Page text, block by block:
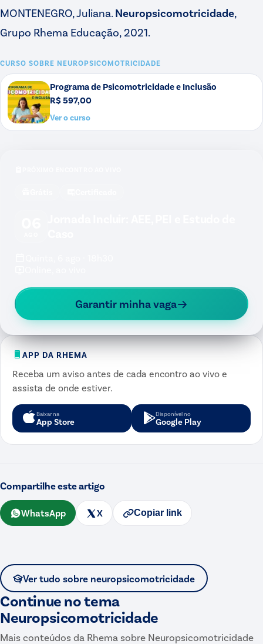
MONTENEGRO, Juliana. Neuropsicomotricidade,
Grupo Rhema Educação, 2021.
CURSO SOBRE NEUROPSICOMOTRICIDADE
Programa de Psicomotricidade e Inclusão
R$ 597,00
Ver o curso
Garantir minha vaga
APP DA RHEMA
Receba um aviso antes de cada encontro ao vivo e
assista de onde estiver.
Baixar na
App Store
Disponível no
Google Play
Compartilhe este artigo
WhatsApp X Copiar link
Ver tudo sobre neuropsicomotricidade
Continue no tema
Neuropsicomotricidade
Mais conteúdos da Rhema sobre Neuropsicomotricidade